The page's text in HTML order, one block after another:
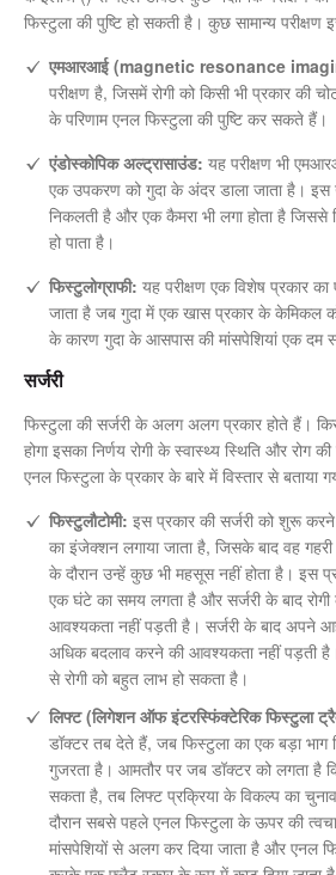
फिस्टुला की पुष्टि हो सकती है। कुछ सामान्य परीक्षण
एमआरआई (magnetic resonance
परीक्षण है, जिसमें रोगी को किसी भी प्रकार की
के परिणाम एनल फिस्टुला की पुष्टि कर सकते हैं।
एंडोस्कोपिक अल्ट्रासाउंड: यह परीक्षण भी
एक उपकरण को गुदा के अंदर डाला जाता है।
निकलती है और एक कैमरा भी लगा होता है जिससे
हो पाता है।
फिस्टुलोग्राफी: यह परीक्षण एक विशेष प्रकार
जाता है जब गुदा में एक खास प्रकार के केमिकल
के कारण गुदा के आसपास की मांसपेशियां एक दम
सर्जरी
फिस्टुला की सर्जरी के अलग अलग प्रकार होते हैं।
होगा इसका निर्णय रोगी के स्वास्थ्य स्थिति और रोग
एनल फिस्टुला के प्रकार के बारे में विस्तार से बताया
फिस्टुलौटोमी: इस प्रकार की सर्जरी को शुरू करने
का इंजेक्शन लगाया जाता है, जिसके बाद वह
के दौरान उन्हें कुछ भी महसूस नहीं होता है। इस
एक घंटे का समय लगता है और सर्जरी के बाद
आवश्यकता नहीं पड़ती है। सर्जरी के बाद अपने
अधिक बदलाव करने की आवश्यकता नहीं पड़ती
से रोगी को बहुत लाभ हो सकता है।
लिफ्ट (लिगेशन ऑफ इंटरस्फिंक्टेरिक फिस्टुला
डॉक्टर तब देते हैं, जब फिस्टुला का एक बड़ा भाग
गुजरता है। आमतौर पर जब डॉक्टर को लगता है
सकता है, तब लिफ्ट प्रक्रिया के विकल्प का
दौरान सबसे पहले एनल फिस्टुला के ऊपर की
मांसपेशियों से अलग कर दिया जाता है और एनल